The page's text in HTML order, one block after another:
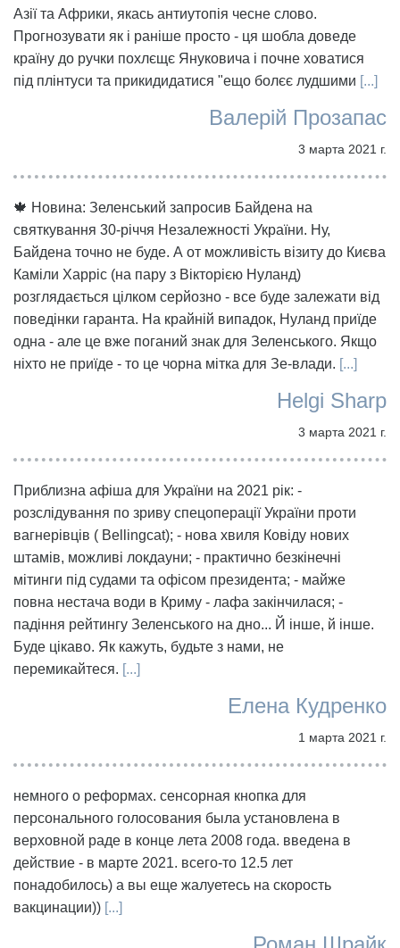
Азії та Африки, якась антиутопія чесне слово.
Прогнозувати як і раніше просто - ця шобла доведе
країну до ручки похлєщє Януковича і почне ховатися
під плінтуси та прикидидатися "ещо болєє лудшими [...]
Валерій Прозапас
3 марта 2021 г.
🍁 Новина: Зеленський запросив Байдена на
святкування 30-річчя Незалежності України. Ну,
Байдена точно не буде. А от можливість візиту до Києва
Каміли Харріс (на пару з Вікторією Нуланд)
розглядається цілком серйозно - все буде залежати від
поведінки гаранта. На крайній випадок, Нуланд приїде
одна - але це вже поганий знак для Зеленського. Якщо
ніхто не приїде - то це чорна мітка для Зе-влади. [...]
Helgi Sharp
3 марта 2021 г.
Приблизна афіша для України на 2021 рік: -
розслідування по зриву спецоперації України проти
вагнерівців ( Bellingcat); - нова хвиля Ковіду нових
штамів, можливі локдауни; - практично безкінечні
мітинги під судами та офісом президента; - майже
повна нестача води в Криму - лафа закінчилася; -
падіння рейтингу Зеленського на дно... Й інше, й інше.
Буде цікаво. Як кажуть, будьте з нами, не
перемикайтеся. [...]
Елена Кудренко
1 марта 2021 г.
немного о реформах. сенсорная кнопка для
персонального голосования была установлена в
верховной раде в конце лета 2008 года. введена в
действие - в марте 2021. всего-то 12.5 лет
понадобилось) а вы еще жалуетесь на скорость
вакцинации)) [...]